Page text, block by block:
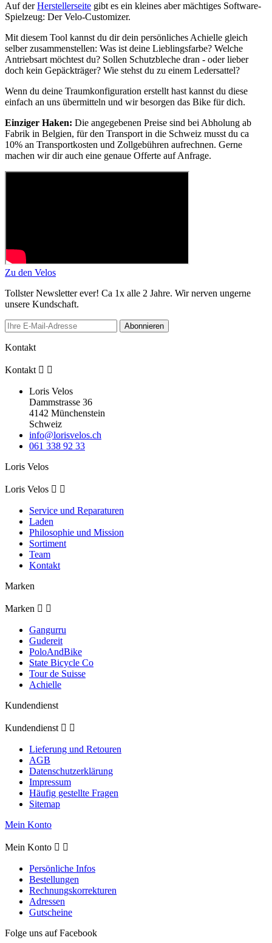
Auf derHerstellerseite gibt es ein kleines aber mächtiges Software-
Spielzeug: Der Velo-Customizer.
Mit diesem Tool kannst du dir dein persönliches Achielle gleich
selber zusammenstellen: Was ist deine Lieblingsfarbe? Welche
Antriebsart möchtest du? Sollen Schutzbleche dran - oder lieber
doch kein Gepäckträger? Wie stehst du zu einem Ledersattel?
Wenn du deine Traumkonfiguration erstellt hast kannst du diese
einfach an uns übermitteln und wir besorgen das Bike für dich.
Einziger Haken: Die angegebenen Preise sind bei Abholung ab
Fabrik in Belgien, für den Transport in die Schweiz musst du ca
10% an Transportkosten und Zollgebühren aufrechnen. Gerne
machen wir dir auch eine genaue Offerte auf Anfrage.
Zu den Velos
Tollster Newsletter ever! Ca 1x alle 2 Jahre. Wir nerven ungerne
unsere Kundschaft.
Abonnieren
Kontakt
Kontakt  
Loris Velos
Dammstrasse 36
4142 Münchenstein
Schweiz
info@lorisvelos.ch
061 338 92 33
Loris Velos
Loris Velos  
Service und Reparaturen
Laden
Philosophie und Mission
Sortiment
Team
Kontakt
Marken
Marken  
Gangurru
Gudereit
PoloAndBike
State Bicycle Co
Tour de Suisse
Achielle
Kundendienst
Kundendienst  
Lieferung und Retouren
AGB
Datenschutzerklärung
Impressum
Häufig gestellte Fragen
Sitemap
Mein Konto
Mein Konto  
Persönliche Infos
Bestellungen
Rechnungskorrekturen
Adressen
Gutscheine
Folge uns auf Facebook